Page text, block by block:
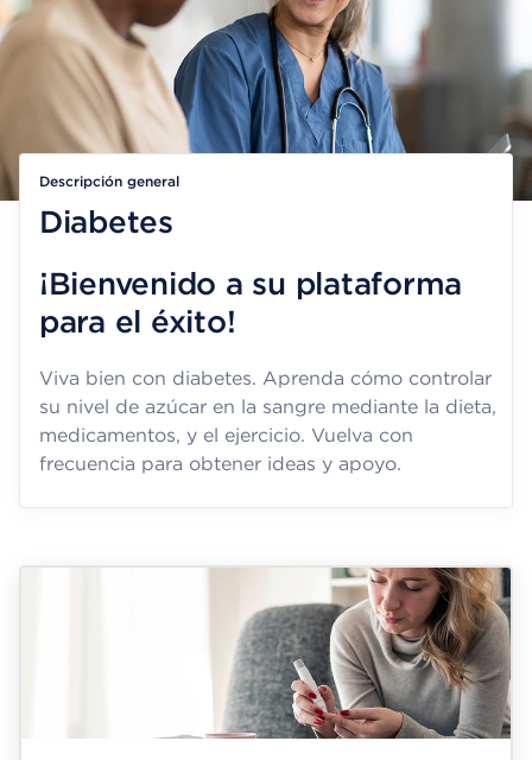
Descripción general
Diabetes
¡Bienvenido a su plataforma
para el éxito!
Viva bien con diabetes. Aprenda cómo controlar
su nivel de azúcar en la sangre mediante la dieta,
medicamentos, y el ejercicio. Vuelva con
frecuencia para obtener ideas y apoyo.